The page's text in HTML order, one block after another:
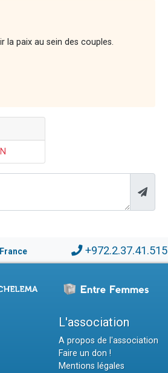
la paix au sein des couples.
France +972.2.37.41.515
L'association
A propos de l'association
Faire un don !
Mentions légales